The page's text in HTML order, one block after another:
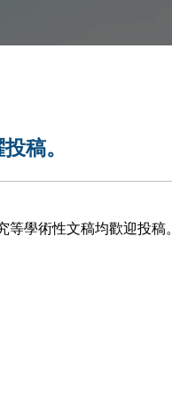
稿。
學術性文稿均歡迎投稿。